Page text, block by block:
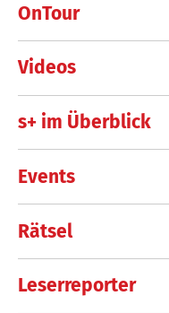
OnTour
Videos
s+ im Überblick
Events
Rätsel
Leserreporter